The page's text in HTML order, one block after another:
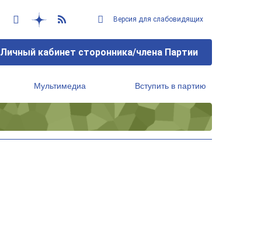
Версия для слабовидящих
Личный кабинет сторонника/члена Партии
Мультимедиа Вступить в партию